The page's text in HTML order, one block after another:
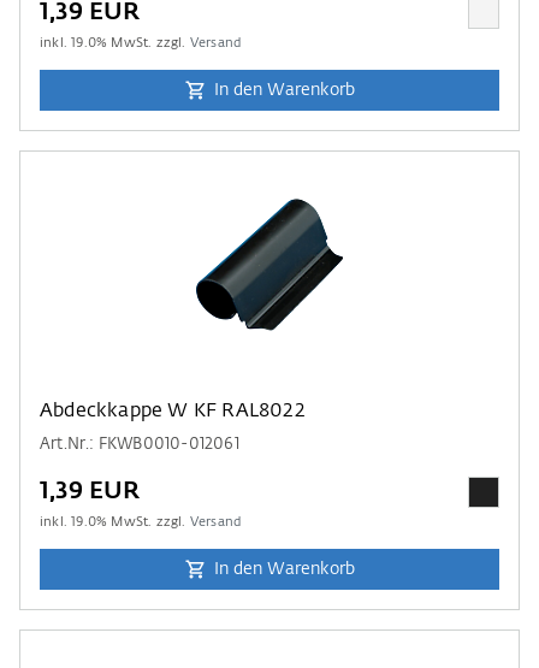
1,39 EUR
inkl.19.0% MwSt. zzgl. Versand
In den Warenkorb
Abdeckkappe W KF RAL8022
Art.Nr.: FKWB0010-012061
1,39 EUR
inkl.19.0% MwSt. zzgl. Versand
In den Warenkorb